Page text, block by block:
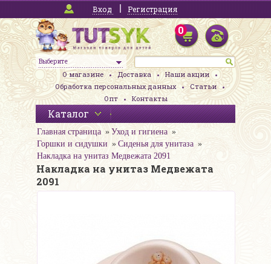
Вход Регистрация
Выберите
0
О магазине Доставка
Наши акции
Обработка персональных данных
Статьи
Опт
Контакты
Каталог
Главная страница
Уход и гигиена
Горшки и сидушки
Сиденья для унитаза
Накладка на унитаз Медвежата 2091
Накладка на унитаз Медвежата
2091